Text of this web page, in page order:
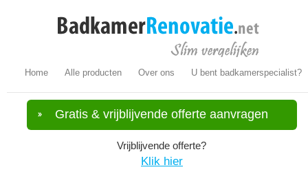
Home Alle producten Over ons U bent badkamerspecialist?
Gratis & vrijblijvende offerte aanvragen
Vrijblijvende offerte?
Klik hier